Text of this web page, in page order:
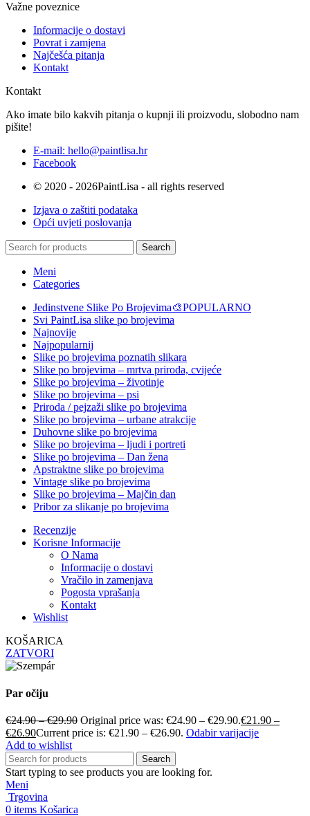
Važne poveznice
Informacije o dostavi
Povrat i zamjena
Najčešća pitanja
Kontakt
Kontakt
Ako imate bilo kakvih pitanja o kupnji ili proizvodu, slobodno nam
pišite!
E-mail: hello@paintlisa.hr
Facebook
© 2020 - 2026PaintLisa - all rights reserved
Izjava o zaštiti podataka
Opći uvjeti poslovanja
Search
Meni
Categories
Jedinstvene Slike Po Brojevima🎨POPULARNO
Svi PaintLisa slike po brojevima
Najnovije
Najpopularnij
Slike po brojevima poznatih slikara
Slike po brojevima – mrtva priroda, cvijeće
Slike po brojevima – životinje
Slike po brojevima – psi
Priroda / pejzaži slike po brojevima
Slike po brojevima – urbane atrakcije
Duhovne slike po brojevima
Slike po brojevima – ljudi i portreti
Slike po brojevima – Dan žena
Apstraktne slike po brojevima
Vintage slike po brojevima
Slike po brojevima – Majčin dan
Pribor za slikanje po brojevima
Recenzije
Korisne Informacije
O Nama
Informacije o dostavi
Vračilo in zamenjava
Pogosta vprašanja
Kontakt
Wishlist
KOŠARICA
ZATVORI
Par očiju
€24.90–€29.90 Original price was: €24.90 – €29.90.€21.90 –
€26.90Current price is: €21.90 – €26.90. Odabir varijacije
Add to wishlist
Search
Start typing to see products you are looking for.
Meni
Trgovina
0 items Košarica